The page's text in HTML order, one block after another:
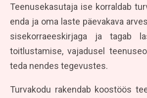
Teenusekasutaja ise korraldab
enda ja oma laste päevakava
sisekorraeeskirjaga ja tagab
toitlustamise, vajadusel
teda nendes tegevustes.
Turvakodu rakendab koostöös